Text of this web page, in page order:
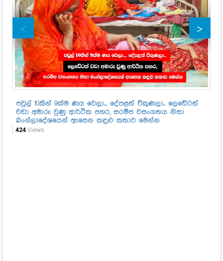
පවුල් 10කින් 9ක්ම ණය වෙලා... දේපළත් විකුණලා.. ලෙඩේටත්
වඩා අමාරු වුණු ආර්ථික පහර, සරම්ප වසංගතය නිසා
බංග්ලාදේශයෙන් ඇසෙන කඳුළු කතාව මෙන්න
424 Views